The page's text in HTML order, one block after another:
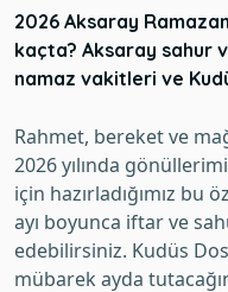
2026 Aksaray
kaçta? Aksaray sahur
namaz vakitleri ve
Rahmet, bereket ve
2026 yılında
için hazırladığımız bu
ayı boyunca iftar ve
edebilirsiniz. Kudüs
mübarek ayda